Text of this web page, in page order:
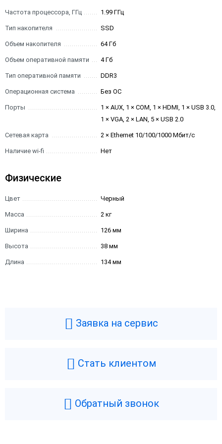
Частота процессора, ГГц 1.99 ГГц
Тип накопителя SSD
Объем накопителя 64 Гб
Объем оперативной памяти 4 Гб
Тип оперативной памяти DDR3
Операционная система Без ОС
Порты
1 × AUX, 1 × COM, 1 × HDMI, 1 × USB 3.0,
1 × VGA, 2 × LAN, 5 × USB 2.0
Сетевая карта 2 × Ethernet 10/100/1000 Мбит/с
Наличие wi-fi Нет
Физические
Цвет Черный
Масса 2 кг
Ширина 126 мм
Высота 38 мм
Длина 134 мм
Заявка на сервис
Стать клиентом
Обратный звонок